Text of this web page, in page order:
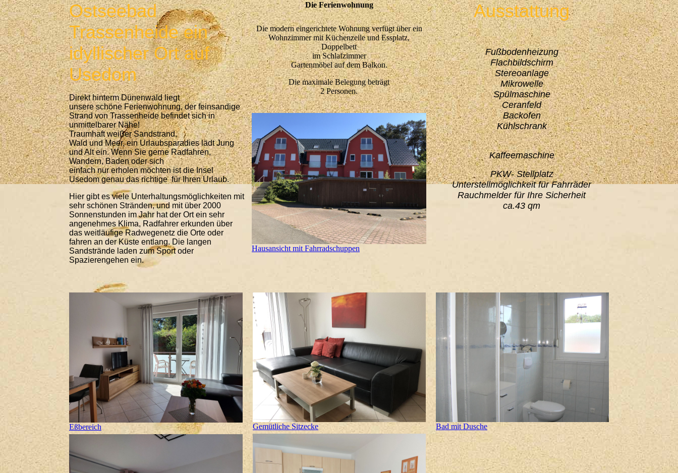
Ostseebad
Trassenheide ein
idyllischer Ort auf
Usedom
Direkt hinterm Dünenwald liegt
unsere schöne Ferienwohnung, der feinsandige
Strand von Trassenheide befindet sich in
unmittelbarer Nähe!
Traumhaft weißer Sandstrand,
Wald und Meer, ein Urlaubsparadies lädt Jung
und Alt ein. Wenn Sie gerne Radfahren,
Wandern, Baden oder sich
einfach nur erholen möchten ist die Insel
Usedom genau das richtige für Ihren Urlaub.
Hier gibt es viele Unterhaltungsmöglichkeiten mit
sehr schönen Stränden, und mit über 2000
Sonnenstunden im Jahr hat der Ort ein sehr
angenehmes Klima, Radfahrer erkunden über
das weitläufige Radwegenetz die Orte oder
fahren an der Küste entlang. Die langen
Sandstrände laden zum Sport oder
Spazierengehen ein.
Die Ferienwohnung
Die modern eingerichtete Wohnung verfügt über ein
Wohnzimmer mit Küchenzeile und Essplatz,
Doppelbett
im Schlafzimmer
Gartenmöbel auf dem Balkon.
Die maximale Belegung beträgt
2 Personen.
Hausansicht mit Fahrradschuppen
Ausstattung
Fußbodenheizung
Flachbildschirm
Stereoanlage
Mikrowelle
Spülmaschine
Ceranfeld
Backofen
Kühlschrank
Kaffeemaschine
PKW- Stellplatz
Unterstellmöglichkeit für Fahrräder
Rauchmelder für Ihre Sicherheit
ca.43 qm
Eßbereich Gemütliche Sitzecke Bad mit Dusche